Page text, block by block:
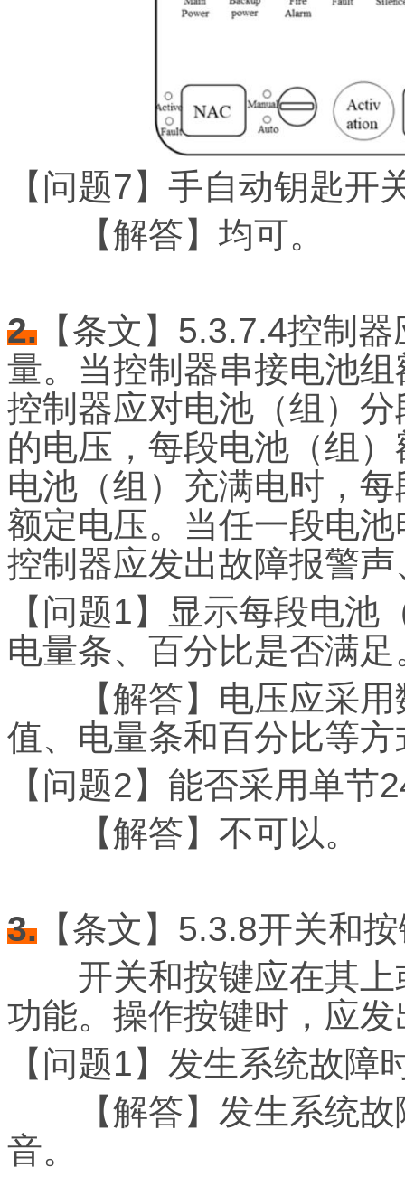
【问题7】手自动钥匙
【解答】均可。
2. 【条文】5.3.7.4控制
量。当控制器串接电池
控制器应对电池（组）
的电压，每段电池（组
电池（组）充满电时，
额定电压。当任一段电
控制器应发出故障报警
【问题1】显示每段电
电量条、百分比是否满足
【解答】电压应采用
值、电量条和百分比等方
【问题2】能否采用单节
【解答】不可以。
3. 【条文】5.3.8开关和
开关和按键应在其上
功能。操作按键时，应
【问题1】发生系统故
【解答】发生系统故
音。